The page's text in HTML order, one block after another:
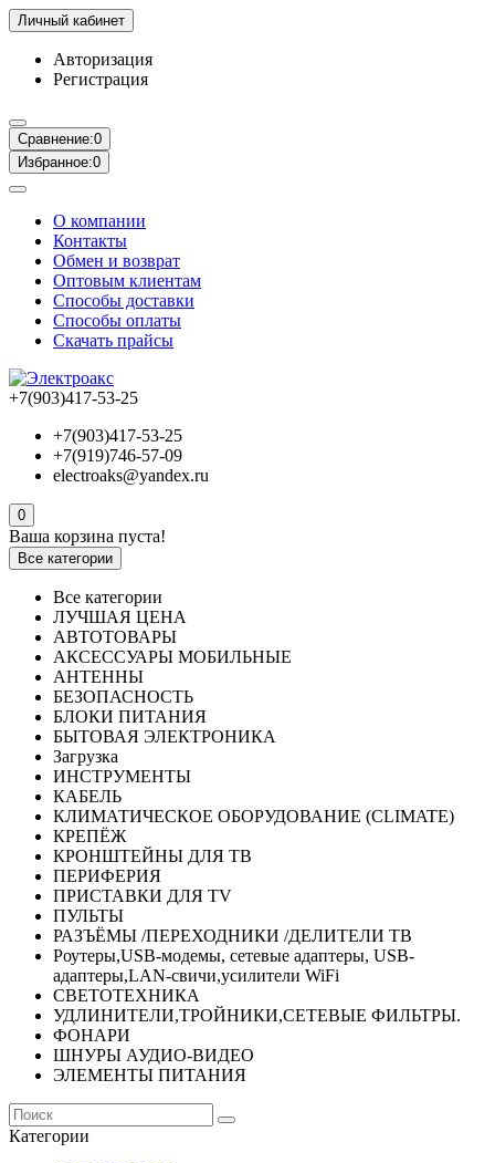
Личный кабинет
Авторизация
Регистрация
Сравнение:0
Избранное:0
О компании
Контакты
Обмен и возврат
Оптовым клиентам
Способы доставки
Способы оплаты
Скачать прайсы
+7(903)417-53-25
+7(903)417-53-25
+7(919)746-57-09
electroaks@yandex.ru
0
Ваша корзина пуста!
Все категории
Все категории
ЛУЧШАЯ ЦЕНА
АВТОТОВАРЫ
АКСЕССУАРЫ МОБИЛЬНЫЕ
АНТЕННЫ
БЕЗОПАСНОСТЬ
БЛОКИ ПИТАНИЯ
БЫТОВАЯ ЭЛЕКТРОНИКА
Загрузка
ИНСТРУМЕНТЫ
КАБЕЛЬ
КЛИМАТИЧЕСКОЕ ОБОРУДОВАНИЕ (CLIMATE)
КРЕПЁЖ
КРОНШТЕЙНЫ ДЛЯ ТВ
ПЕРИФЕРИЯ
ПРИСТАВКИ ДЛЯ TV
ПУЛЬТЫ
РАЗЪЁМЫ /ПЕРЕХОДНИКИ /ДЕЛИТЕЛИ ТВ
Роутеры,USB-модемы, сетевые адаптеры, USB-
адаптеры,LAN-свичи,усилители WiFi
СВЕТОТЕХНИКА
УДЛИНИТЕЛИ,ТРОЙНИКИ,СЕТЕВЫЕ ФИЛЬТРЫ.
ФОНАРИ
ШНУРЫ АУДИО-ВИДЕО
ЭЛЕМЕНТЫ ПИТАНИЯ
Категории